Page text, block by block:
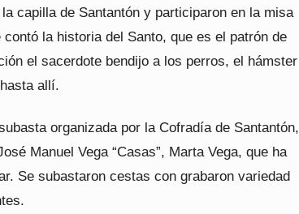
capilla de Santantón y participaron en la misa
la historia del Santo, que es el patrón de
el sacerdote bendijo a los perros, el hámster
allí.
organizada por la Cofradía de Santantón,
Manuel Vega “Casas”, Marta Vega, que ha
Se subastaron cestas con grabaron variedad